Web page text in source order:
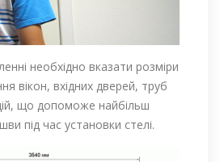
необхідно вказати розміри
вікон, вхідних дверей, труб
що допоможе найбільш
під час установки стелі.